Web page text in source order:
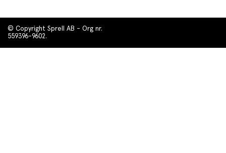
© Copyright Sprell AB - Org nr.
559396-9602.